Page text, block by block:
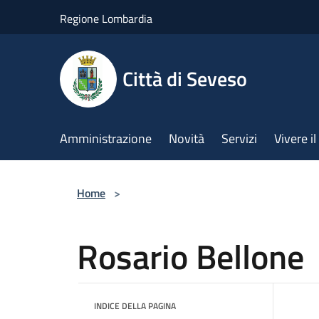
Regione Lombardia
Città di Seveso
Amministrazione Novità Servizi Vivere
Home >
Rosario Bellone
INDICE DELLA PAGINA